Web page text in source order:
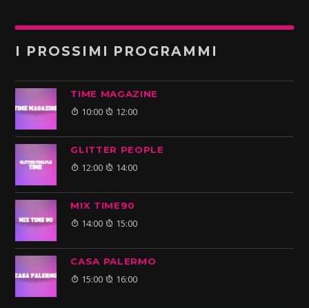
I PROSSIMI PROGRAMMI
TIME MAGAZINE
10:00 12:00
GLITTER PEOPLE
12:00 14:00
MIX TIME90
14:00 15:00
CASA PALERMO
15:00 16:00